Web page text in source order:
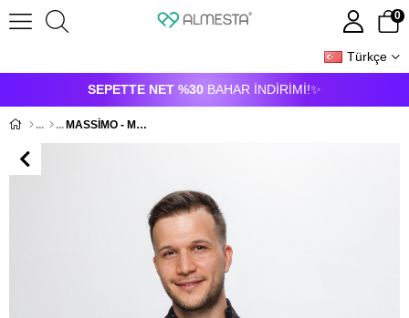
SEPETTE NET %30 BAHAR İNDİRİMİ!✨
Türkçe
0
ÜYE GIRIŞI ÜYE OL
MASSİMO - Medikal Hastane Doktor Hemşire Ceket - Siyah